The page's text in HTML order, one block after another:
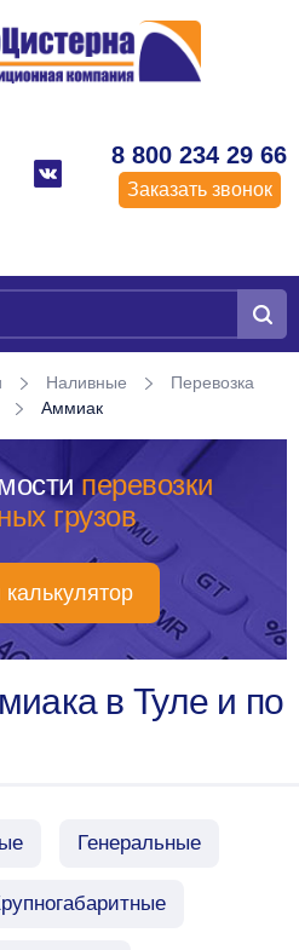
8 800 234 29 66
Заказать звонок
Наливные
Перевозка
Аммиак
перевозки
грузов
в Туле и по
Генеральные